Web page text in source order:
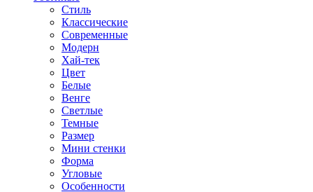
Стиль
Классические
Современные
Модерн
Хай-тек
Цвет
Белые
Венге
Светлые
Темные
Размер
Мини стенки
Форма
Угловые
Особенности